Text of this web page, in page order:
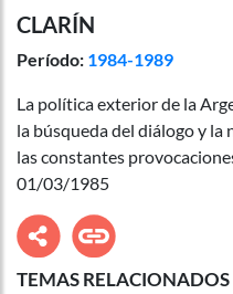
CLARÍN
Período: 1984-1989
La política exterior de la
la búsqueda del diálogo y la
las constantes
01/03/1985
TEMAS RELACIONADOS